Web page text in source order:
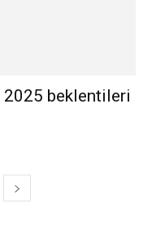
2025 beklentileri